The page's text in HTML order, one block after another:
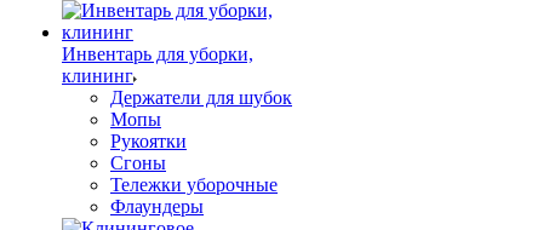
Инвентарь для уборки,
клининг
Держатели для шубок
Мопы
Рукоятки
Сгоны
Тележки уборочные
Флаундеры